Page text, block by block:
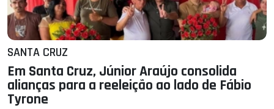
SANTA CRUZ
Em Santa Cruz, Júnior Araújo consolida
alianças para a reeleição ao lado de Fábio
Tyrone